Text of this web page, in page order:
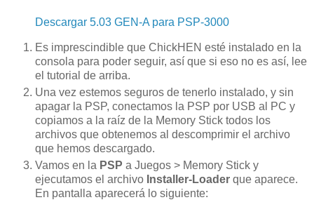
Descargar 5.03 GEN-A para PSP-3000
Es imprescindible que ChickHEN esté instalado en la
consola para poder seguir, así que si eso no es así, lee
el tutorial de arriba.
Una vez estemos seguros de tenerlo instalado, y sin
apagar la PSP, conectamos la PSP por USB al PC y
copiamos a la raíz de la Memory Stick todos los
archivos que obtenemos al descomprimir el archivo
que hemos descargado.
Vamos en la PSP a Juegos > Memory Stick y
ejecutamos el archivo Installer-Loader que aparece.
En pantalla aparecerá lo siguiente: